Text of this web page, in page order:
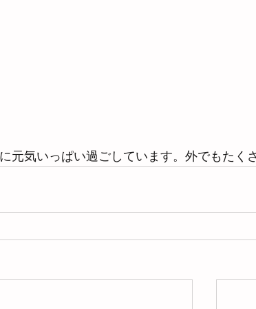
元気いっぱい過ごしています。外でもたく